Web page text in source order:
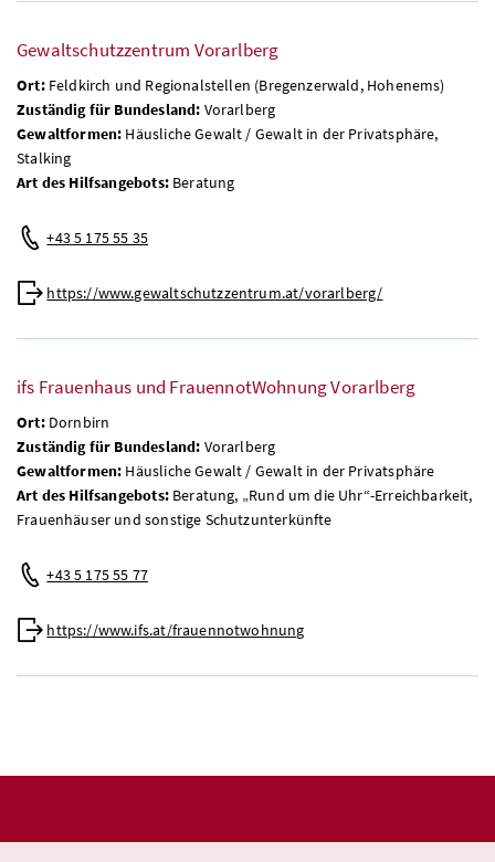
Gewaltschutzzentrum Vorarlberg
Ort:Feldkirch und Regionalstellen (Bregenzerwald, Hohenems)
Zuständig für Bundesland: Vorarlberg
Gewaltformen: Häusliche Gewalt / Gewalt in der Privatsphäre,
Stalking
Art des Hilfsangebots:Beratung
+43 5 175 55 35
https://www.gewaltschutzzentrum.at/vorarlberg/
ifs Frauenhaus und FrauennotWohnung Vorarlberg
Ort:Dornbirn
Zuständig für Bundesland: Vorarlberg
Gewaltformen: Häusliche Gewalt / Gewalt in der Privatsphäre
Art des Hilfsangebots:Beratung, „Rund um die Uhr“-Erreichbarkeit,
Frauenhäuser und sonstige Schutzunterkünfte
+43 5 175 55 77
https://www.ifs.at/frauennotwohnung